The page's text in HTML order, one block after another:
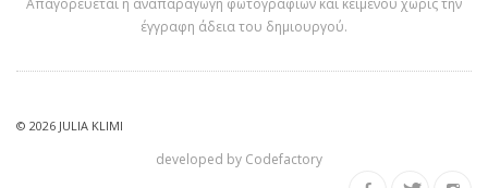
Απαγορεύεται η αναπαραγωγή φωτογραφιών και κειμένου χωρίς την
έγγραφη άδεια του δημιουργού.
© 2026 JULIA KLIMI
developed by Codefactory